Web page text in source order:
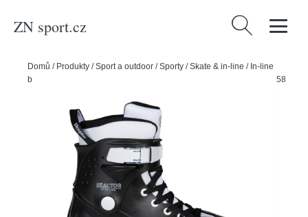
ZN sport.cz Vyhledávání
Domů / Produkty /Sport a outdoor /Sporty /Skate & in-line / In-line
bruslení
Powerslide Kolečkové brusle Playlife Reactor, 37-38, 4x, 58